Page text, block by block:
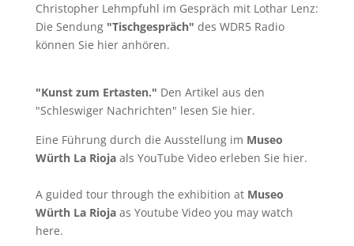
Christopher Lehmpfuhl im Gespräch mit Lothar Lenz:
Die Sendung "Tischgespräch" des WDR5 Radio
können Sie hieranhören.
"Kunst zum Ertasten." Den Artikel aus den
"Schleswiger Nachrichten" lesen Sie hier.
Eine Führung durch die Ausstellung im Museo
Würth La Riojaals YouTube Video erleben Sie hier.
A guided tour through the exhibition at Museo
Würth La Riojaas Youtube Video you may watch
here.